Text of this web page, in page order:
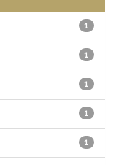
1
1
1
1
1